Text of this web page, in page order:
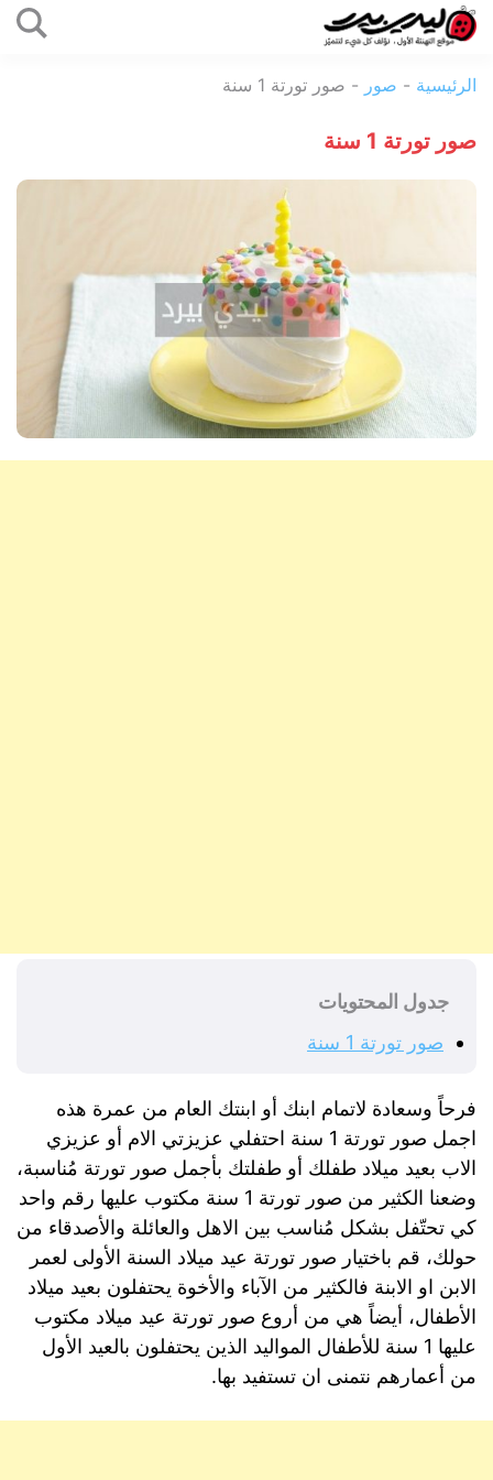
بيرد
الرئيسية - صور - صور تورتة 1 سنة
صور تورتة 1 سنة
جدول المحتويات
صور تورتة 1 سنة
فرحاً وسعادة لاتمام ابنك أو ابنتك العام من عمرة هذه
اجمل صور تورتة 1 سنة احتفلي عزيزتي الام أو عزيزي
الاب بعيد ميلاد طفلك أو طفلتك بأجمل صور تورتة مُناسبة،
وضعنا الكثير من صور تورتة 1 سنة مكتوب عليها رقم واحد
كي تحتّفل بشكل مُناسب بين الاهل والعائلة والأصدقاء من
حولك، قم باختيار صور تورتة عيد ميلاد السنة الأولى لعمر
الابن او الابنة فالكثير من الآباء والأخوة يحتفلون بعيد ميلاد
الأطفال، أيضاً هي من أروع صور تورتة عيد ميلاد مكتوب
عليها 1 سنة للأطفال المواليد الذين يحتفلون بالعيد الأول
من أعمارهم نتمنى ان تستفيد بها.